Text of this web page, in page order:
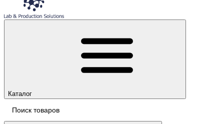
Каталог